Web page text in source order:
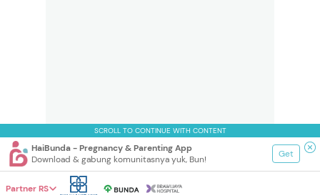
SCROLL TO CONTINUE WITH CONTENT
HaiBunda - Pregnancy & Parenting App
Download & gabung komunitasnya yuk, Bun!
Get
Partner RS